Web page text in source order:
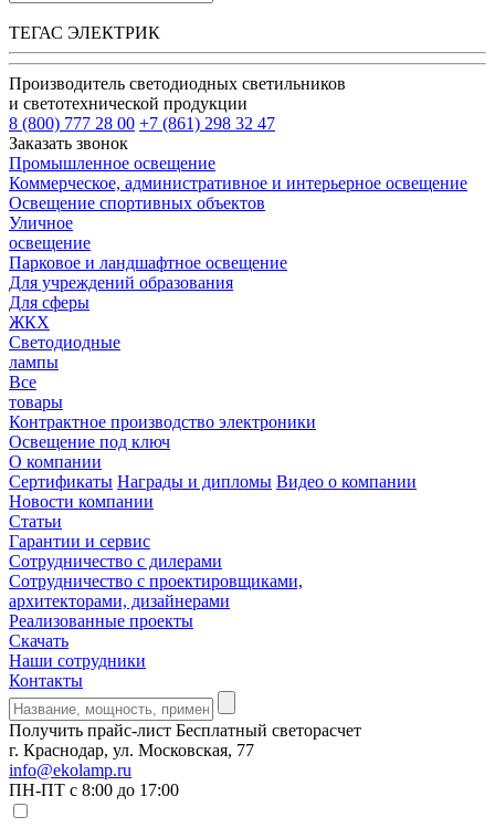
ТЕГАС ЭЛЕКТРИК
Производитель светодиодных светильников
и светотехнической продукции
8 (800) 777 28 00 +7 (861) 298 32 47
Заказать звонок
Промышленное освещение
Коммерческое, административное и интерьерное освещение
Освещение спортивных объектов
Уличное
освещение
Парковое и ландшафтное освещение
Для учреждений образования
Для сферы
ЖКХ
Светодиодные
лампы
Все
товары
Контрактное производство электроники
Освещение под ключ
О компании
Сертификаты Награды и дипломы Видео о компании
Новости компании
Статьи
Гарантии и сервис
Сотрудничество с дилерами
Сотрудничество с проектировщиками,
архитекторами, дизайнерами
Реализованные проекты
Скачать
Наши сотрудники
Контакты
Получить прайс-лист Бесплатный светорасчет
г. Краснодар, ул. Московская, 77
info@ekolamp.ru
ПН-ПТ с 8:00 до 17:00